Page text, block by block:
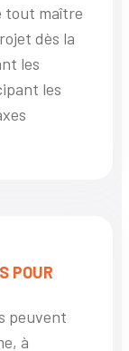
tout maître
dès la
les
les
POUR
peuvent
à